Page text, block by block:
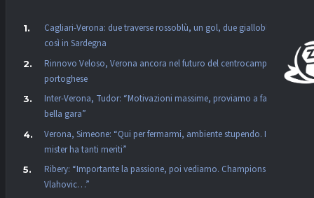
Cagliari-Verona: due traverse rossoblù, un gol, due gialloblù:
così in Sardegna
Rinnovo Veloso, Verona ancora nel futuro del centrocampista
portoghese
Inter-Verona, Tudor: “Motivazioni massime, proviamo a fare una
bella gara”
Verona, Simeone: “Qui per fermarmi, ambiente stupendo. Il
mister ha tanti meriti”
Ribery: “Importante la passione, poi vediamo. Champions,
Vlahovic…”